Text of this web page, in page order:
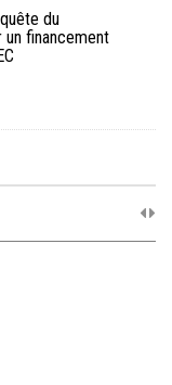
du
un financement